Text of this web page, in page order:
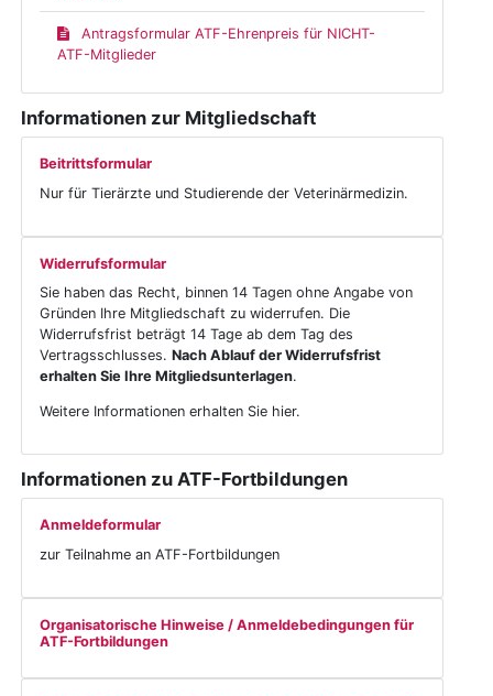
Antragsformular ATF-Ehrenpreis für NICHT-
ATF-Mitglieder
Informationen zur Mitgliedschaft
Beitrittsformular
Nur für Tierärzte und Studierende der Veterinärmedizin.
Widerrufsformular
Sie haben das Recht, binnen 14 Tagen ohne Angabe von
Gründen Ihre Mitgliedschaft zu widerrufen. Die
Widerrufsfrist beträgt 14 Tage ab dem Tag des
Vertragsschlusses.Nach Ablauf der Widerrufsfrist
erhalten Sie Ihre Mitgliedsunterlagen.
Weitere Informationen erhalten Sie hier.
Informationen zu ATF-Fortbildungen
Anmeldeformular
zur Teilnahme an ATF-Fortbildungen
Organisatorische Hinweise / Anmeldebedingungen für
ATF-Fortbildungen